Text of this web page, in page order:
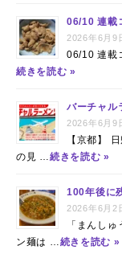
06/10 連載
2026年6月9
06/10 連載
続きを読む »
バーチャル
2026年6月9
【京都】
の見 …続きを読む »
100年後に
2026年6月2
「まんし
ン麺は …続きを読む »